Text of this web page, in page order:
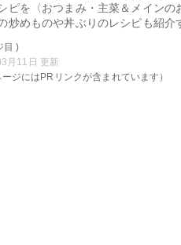
ピを〈おつまみ・主菜＆メイン
炒めものや丼ぶりのレシピも紹介
目 )
月11日 更新
ージにはPRリンクが含まれています）